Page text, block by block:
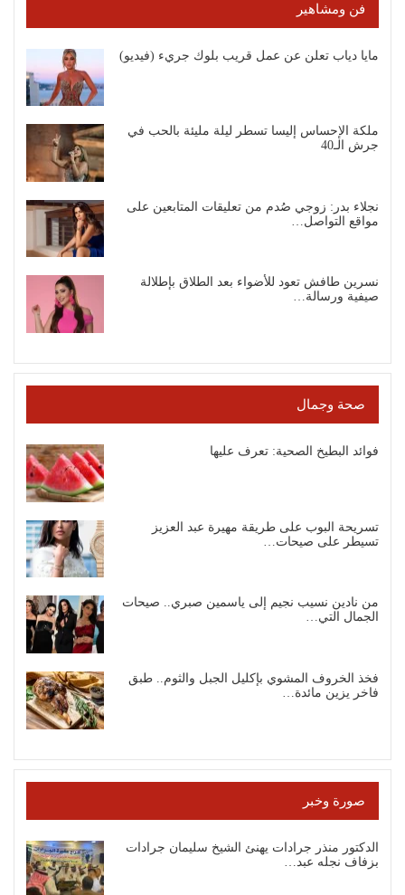
فن ومشاهير
مايا دياب تعلن عن عمل قريب بلوك جريء (فيديو)
ملكة الإحساس إليسا تسطر ليلة مليئة بالحب في
جرش الـ40
نجلاء بدر: زوجي صُدم من تعليقات المتابعين على
مواقع التواصل…
نسرين طافش تعود للأضواء بعد الطلاق بإطلالة
صيفية ورسالة…
صحة وجمال
فوائد البطيخ الصحية: تعرف عليها
تسريحة البوب على طريقة مهيرة عبد العزيز
تسيطر على صيحات…
من نادين نسيب نجيم إلى ياسمين صبري.. صيحات
الجمال التي…
فخذ الخروف المشوي بإكليل الجبل والثوم.. طبق
فاخر يزين مائدة…
صورة وخبر
الدكتور منذر جرادات يهنئ الشيخ سليمان جرادات
بزفاف نجله عبد…